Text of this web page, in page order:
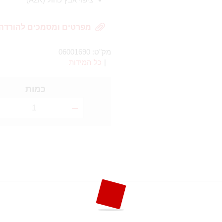
מפרטים ומסמכים להורדה
מק"ט:
06001690
כל המידות